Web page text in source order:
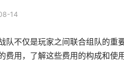
14
队不仅是玩家之间联合组队的重
费用，了解这些费用的构成和使